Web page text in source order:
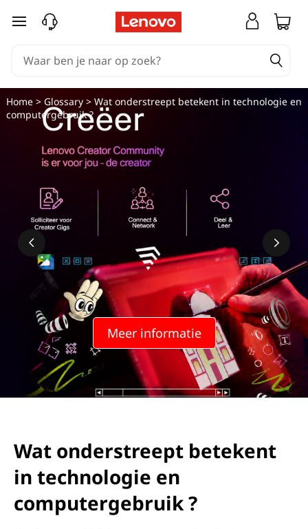
Ga naar de hoofdinhoud
Meer informatie
Home> Glossary> Wat onderstreept betekent in technologie en
computergebruik ?
Wat onderstreept betekent
in technologie en
computergebruik ?